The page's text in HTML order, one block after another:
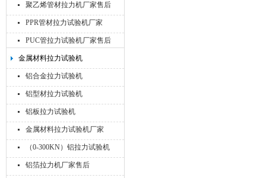
聚乙烯管材拉力机厂家售后
PPR管材拉力试验机厂家
PUC管拉力试验机厂家售后
金属材料拉力试验机
铝合金拉力试验机
铝型材拉力试验机
铝板拉力试验机
金属材料拉力试验机厂家
（0-300KN）铝拉力试验机
铝箔拉力机厂家售后